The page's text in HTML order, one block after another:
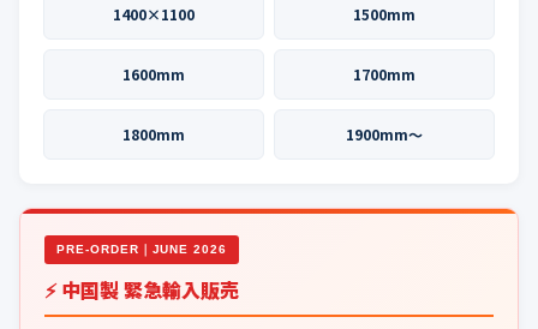
1400×1100 1500mm
1600mm 1700mm
1800mm 1900mm〜
PRE-ORDER｜JUNE 2026
⚡ 中国製 緊急輸入販売